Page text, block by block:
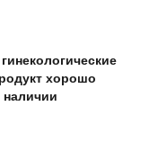
хорошо
наличии